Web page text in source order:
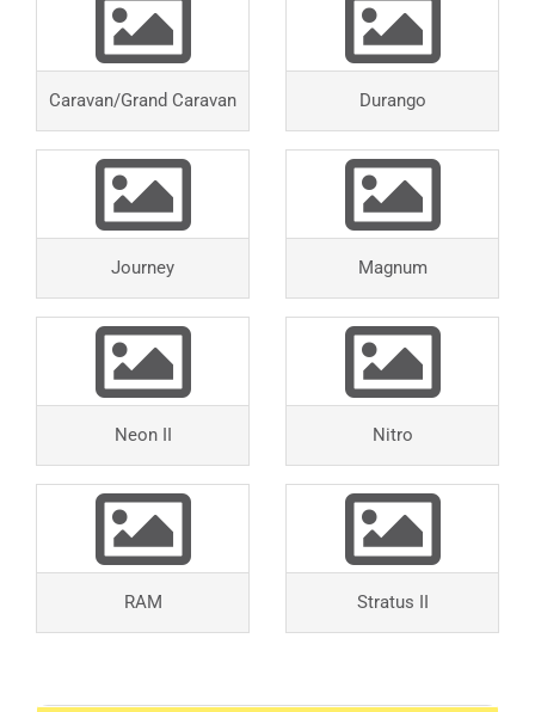
Caravan/Grand Caravan Durango
Journey Magnum
Neon II Nitro
RAM Stratus II